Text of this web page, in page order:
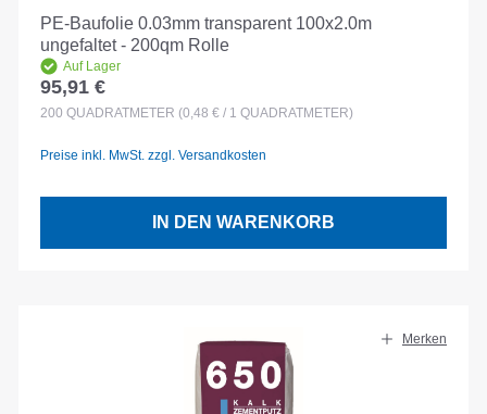
PE-Baufolie 0.03mm transparent 100x2.0m
ungefaltet - 200qm Rolle
Auf Lager
Regulärer Preis:
95,91 €
200 QUADRATMETER (0,48 € / 1 QUADRATMETER)
Preise inkl. MwSt. zzgl. Versandkosten
IN DEN WARENKORB
Merken